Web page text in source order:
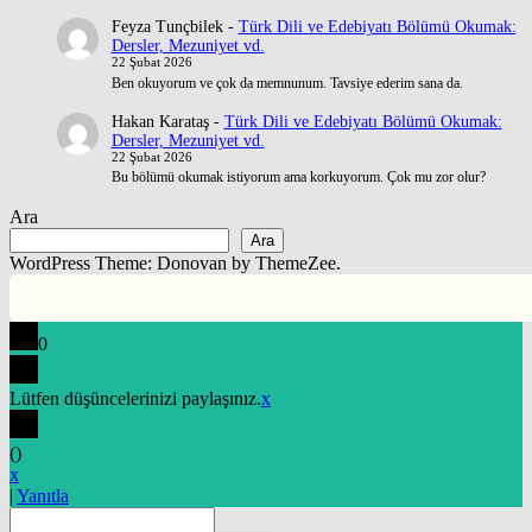
Feyza Tunçbilek- Türk Dili ve Edebiyatı Bölümü Okumak:
Dersler, Mezuniyet vd.
22 Şubat 2026
Ben okuyorum ve çok da memnunum. Tavsiye ederim sana da.
Hakan Karataş- Türk Dili ve Edebiyatı Bölümü Okumak:
Dersler, Mezuniyet vd.
22 Şubat 2026
Bu bölümü okumak istiyorum ama korkuyorum. Çok mu zor olur?
Ara
Ara
WordPress Theme: Donovan by ThemeZee.
0
Lütfen düşüncelerinizi paylaşınız.x
()
x
Yanıtla